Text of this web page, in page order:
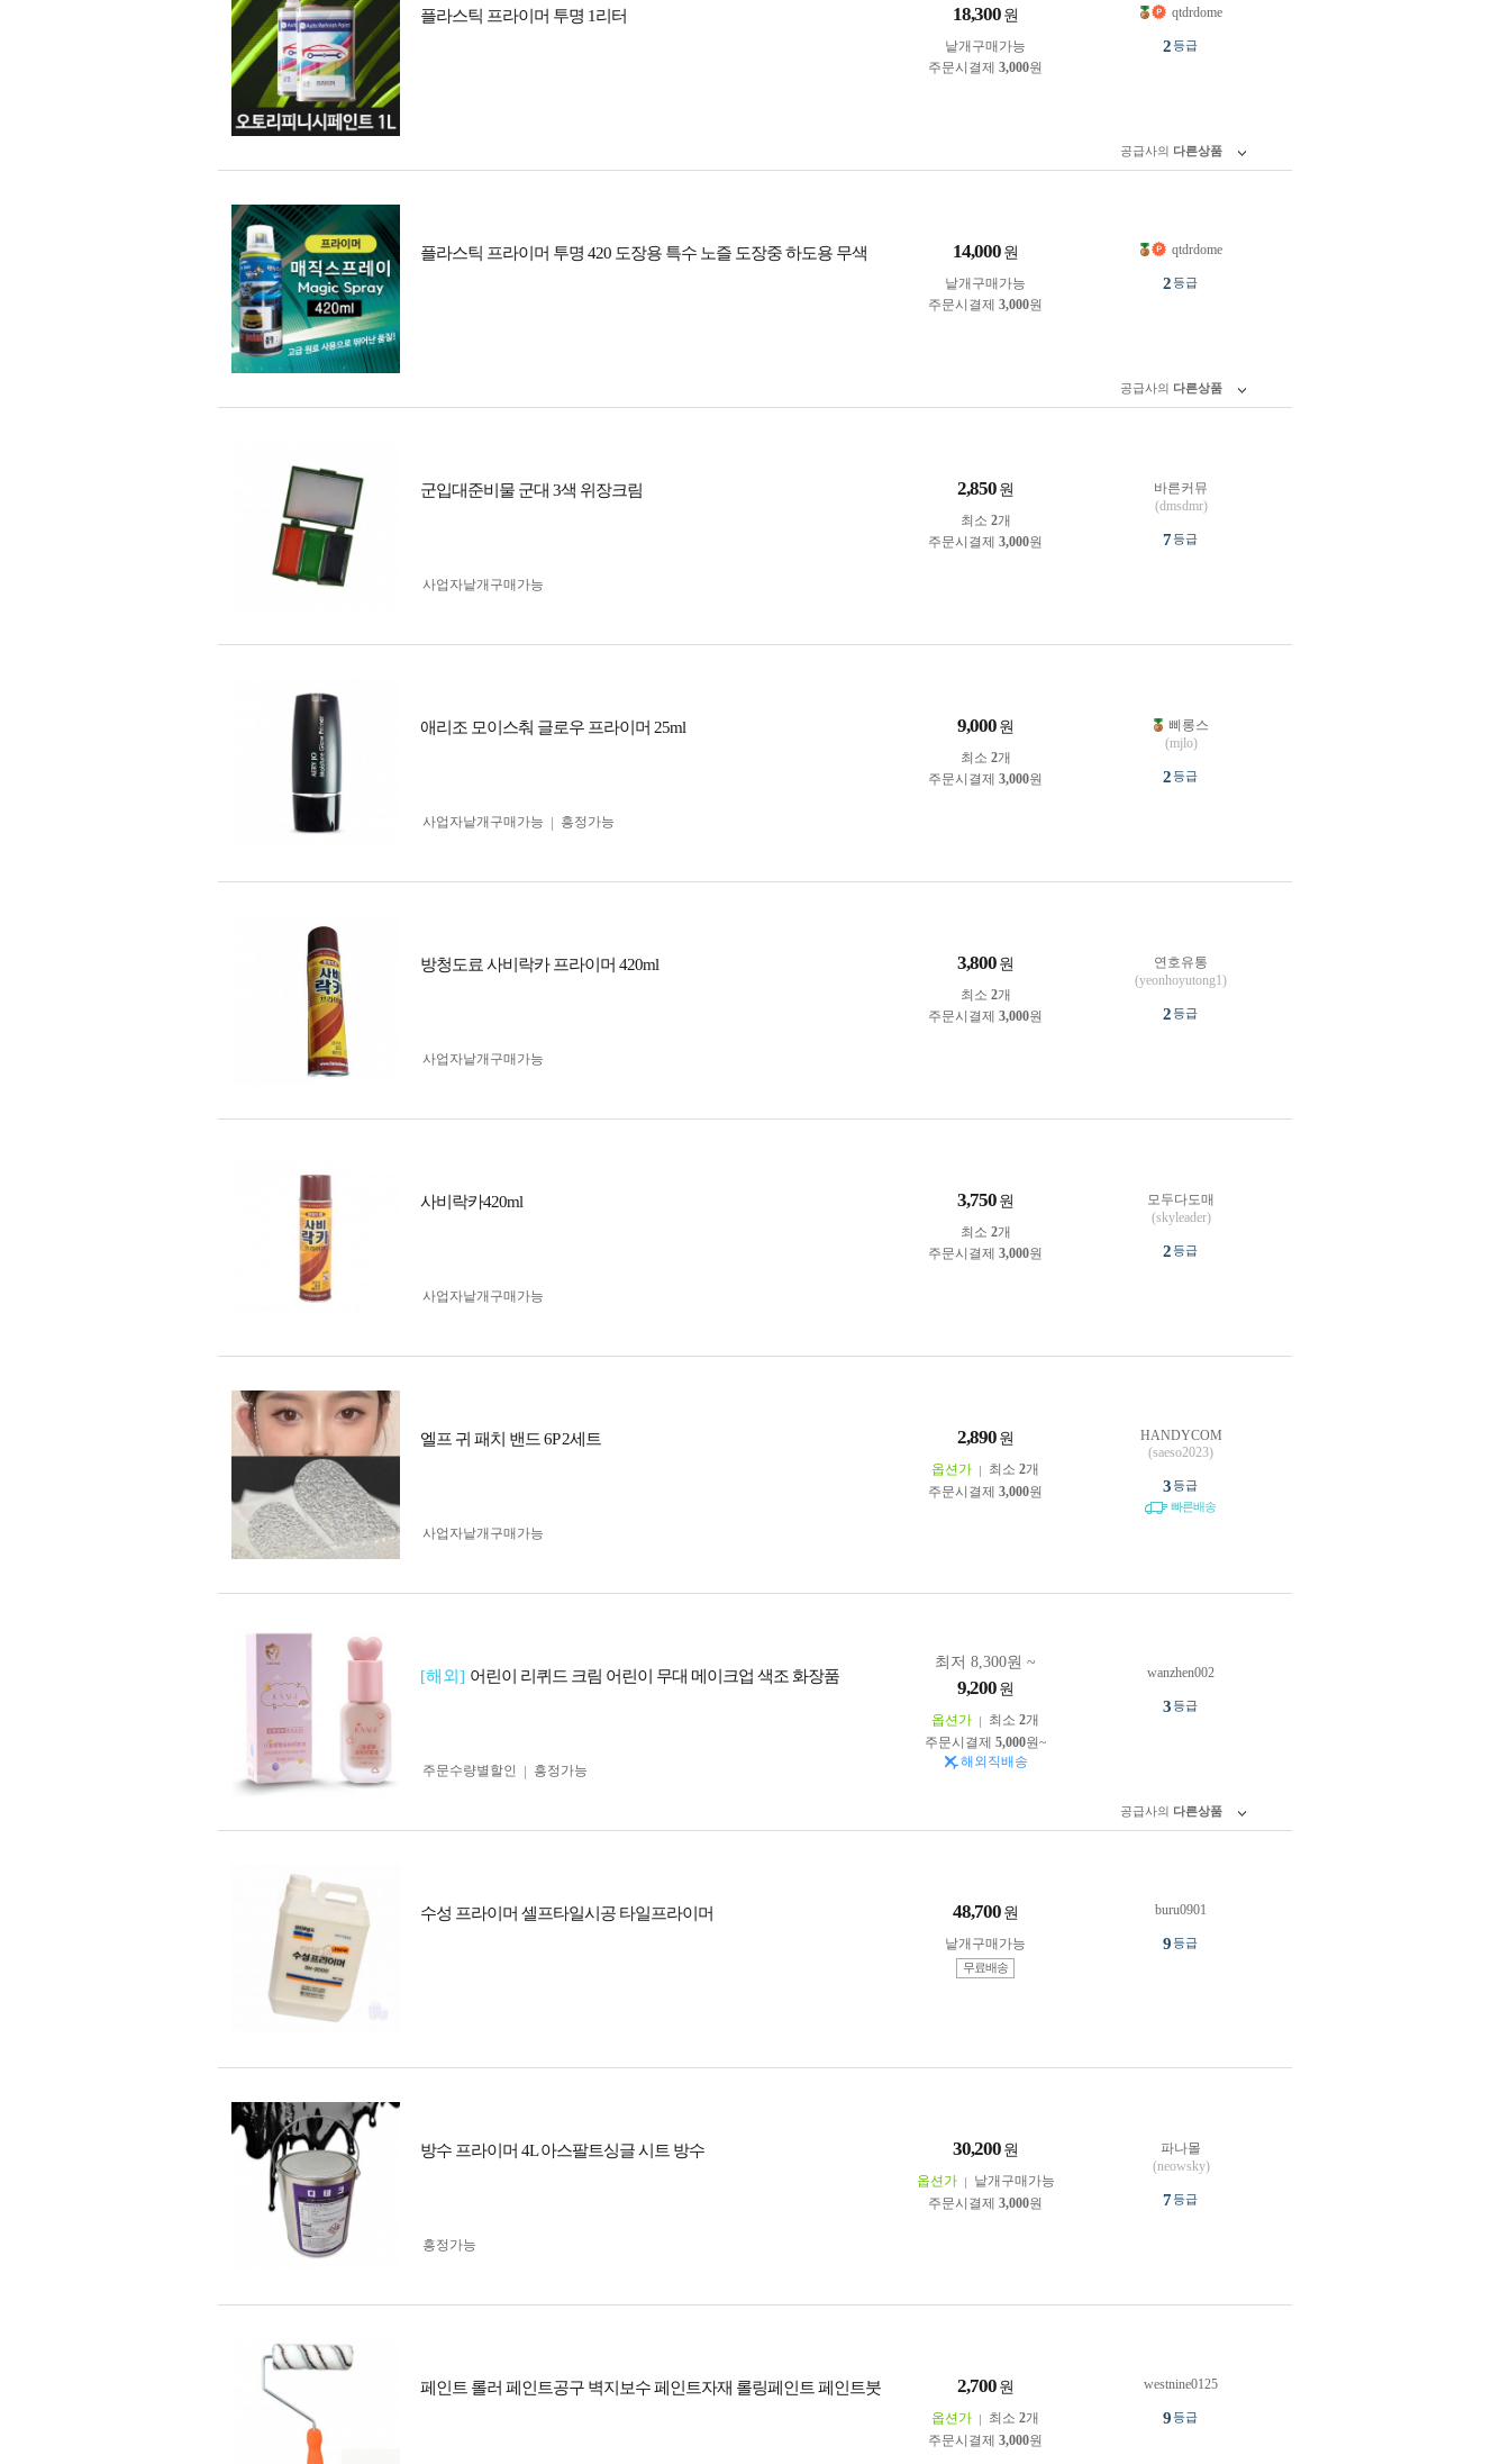
플라스틱 프라이머 투명 1리터 18,300 원
낱개구매가능
주문시결제 3,000원
qtdrdome
2등급
공급사의 다른상품
플라스틱 프라이머 투명 420 도장용 특수 노즐 도장중 하도용 무색 14,000 원
낱개구매가능
주문시결제 3,000원
qtdrdome
2등급
공급사의 다른상품
군입대준비물 군대 3색 위장크림 2,850 원
최소 2개
주문시결제 3,000원
사업자 낱개구매가능
바른커뮤
(dmsdmr)
7등급
애리조 모이스춰 글로우 프라이머 25ml 9,000 원
최소 2개
주문시결제 3,000원
사업자 낱개구매가능 흥정가능
삐롱스
(mjlo)
2등급
방청도료 사비락카 프라이머 420ml 3,800 원
최소 2개
주문시결제 3,000원
사업자 낱개구매가능
연호유통
(yeonhoyutong1)
2등급
사비락카420ml 3,750 원
최소 2개
주문시결제 3,000원
사업자 낱개구매가능
모두다도매
(skyleader)
2등급
엘프 귀 패치 밴드 6P 2세트 2,890 원
옵션가 최소 2개
주문시결제 3,000원
사업자 낱개구매가능
HANDYCOM
(saeso2023)
3등급
빠른배송
[해외] 어린이 리퀴드 크림 어린이 무대 메이크업 색조 화장품
최저 8,300원 ~
9,200 원
옵션가 최소 2개
주문시결제 5,000원~
해외직배송
주문수량별할인 흥정가능
wanzhen002
3등급
공급사의 다른상품
수성 프라이머 셀프타일시공 타일프라이머 48,700 원
낱개구매가능
무료배송
buru0901
9등급
방수 프라이머 4L 아스팔트싱글 시트 방수 30,200 원
옵션가
낱개구매가능
주문시결제 3,000원
흥정가능
파나몰
(neowsky)
7등급
페인트 롤러 페인트공구 벽지보수 페인트자재 롤링페인트 페인트붓 2,700 원
옵션가 최소 2개
주문시결제 3,000원
westnine0125
9등급